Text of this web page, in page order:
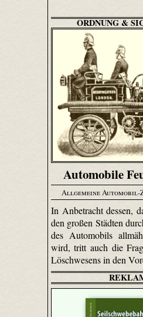
ORDNUNG &
Automobile
Allgemeine Automobil-
In Anbetracht dessen,
den großen Städten
des Automobils
wird, tritt auch die
Löschwesens in den